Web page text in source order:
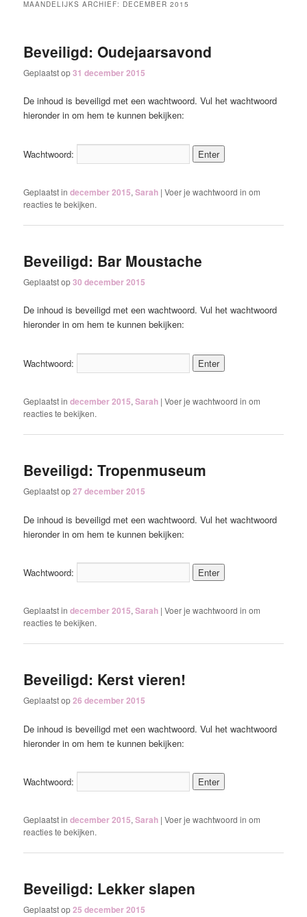
MAANDELIJKS ARCHIEF: DECEMBER 2015
Beveiligd: Oudejaarsavond
Geplaatst op31 december 2015
De inhoud is beveiligd met een wachtwoord. Vul het wachtwoord
hieronder in om hem te kunnen bekijken:
Wachtwoord:
Geplaatst in december 2015,Sarah |Voer je wachtwoord in om
reacties te bekijken.
Beveiligd: Bar Moustache
Geplaatst op30 december 2015
De inhoud is beveiligd met een wachtwoord. Vul het wachtwoord
hieronder in om hem te kunnen bekijken:
Wachtwoord:
Geplaatst in december 2015,Sarah |Voer je wachtwoord in om
reacties te bekijken.
Beveiligd: Tropenmuseum
Geplaatst op27 december 2015
De inhoud is beveiligd met een wachtwoord. Vul het wachtwoord
hieronder in om hem te kunnen bekijken:
Wachtwoord:
Geplaatst in december 2015,Sarah |Voer je wachtwoord in om
reacties te bekijken.
Beveiligd: Kerst vieren!
Geplaatst op26 december 2015
De inhoud is beveiligd met een wachtwoord. Vul het wachtwoord
hieronder in om hem te kunnen bekijken:
Wachtwoord:
Geplaatst in december 2015,Sarah |Voer je wachtwoord in om
reacties te bekijken.
Beveiligd: Lekker slapen
Geplaatst op25 december 2015